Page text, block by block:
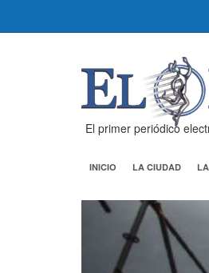
El primer periódico
INICIO LA CIUDAD